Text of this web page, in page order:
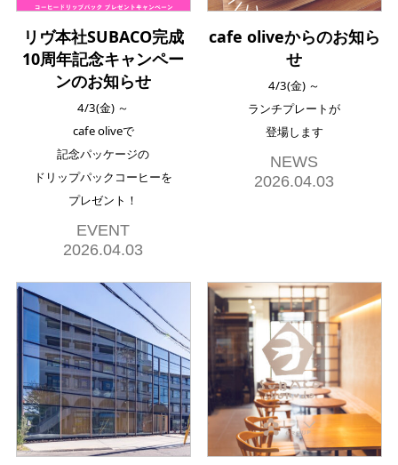
リヴ本社SUBACO完成
10周年記念キャンペー
ンのお知らせ
4/3(金) ～
cafe oliveで
記念パッケージの
ドリップパックコーヒーを
プレゼント！
EVENT
2026.04.03
cafe oliveからのお知ら
せ
4/3(金) ～
ランチプレートが
登場します
NEWS
2026.04.03